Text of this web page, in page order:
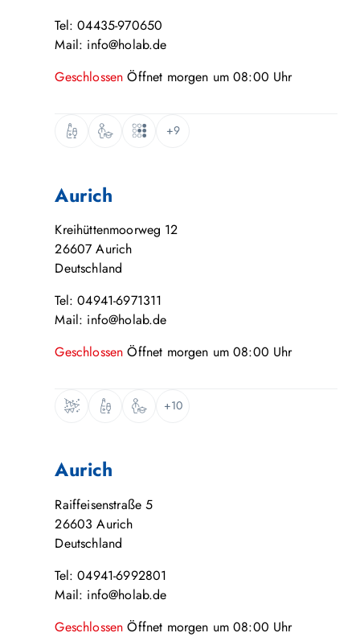
Tel: 04435-970650
Mail: info@holab.de
GeschlossenÖffnet morgen um08:00 Uhr
+9
Aurich
Kreihüttenmoorweg 12
26607 Aurich
Deutschland
Tel: 04941-6971311
Mail: info@holab.de
GeschlossenÖffnet morgen um08:00 Uhr
+10
Aurich
Raiffeisenstraße 5
26603 Aurich
Deutschland
Tel: 04941-6992801
Mail: info@holab.de
GeschlossenÖffnet morgen um08:00 Uhr